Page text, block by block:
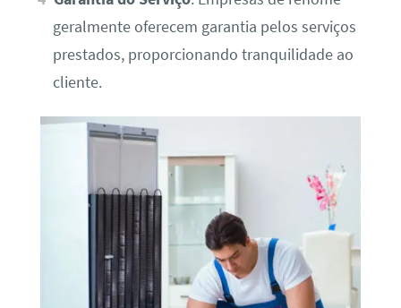
geralmente oferecem garantia pelos serviços
prestados, proporcionando tranquilidade ao
cliente.